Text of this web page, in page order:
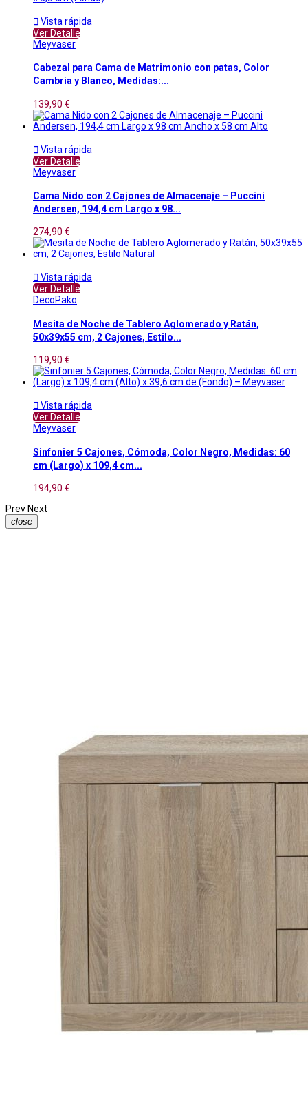
 Vista rápida
Ver Detalle
Meyvaser
Cabezal para Cama de Matrimonio con patas, Color
Cambria y Blanco, Medidas:...
139,90 €
 Vista rápida
Ver Detalle
Meyvaser
Cama Nido con 2 Cajones de Almacenaje – Puccini
Andersen, 194,4 cm Largo x 98...
274,90 €
 Vista rápida
Ver Detalle
DecoPako
Mesita de Noche de Tablero Aglomerado y Ratán,
50x39x55 cm, 2 Cajones, Estilo...
119,90 €
 Vista rápida
Ver Detalle
Meyvaser
Sinfonier 5 Cajones, Cómoda, Color Negro, Medidas: 60
cm (Largo) x 109,4 cm...
194,90 €
Prev Next
close